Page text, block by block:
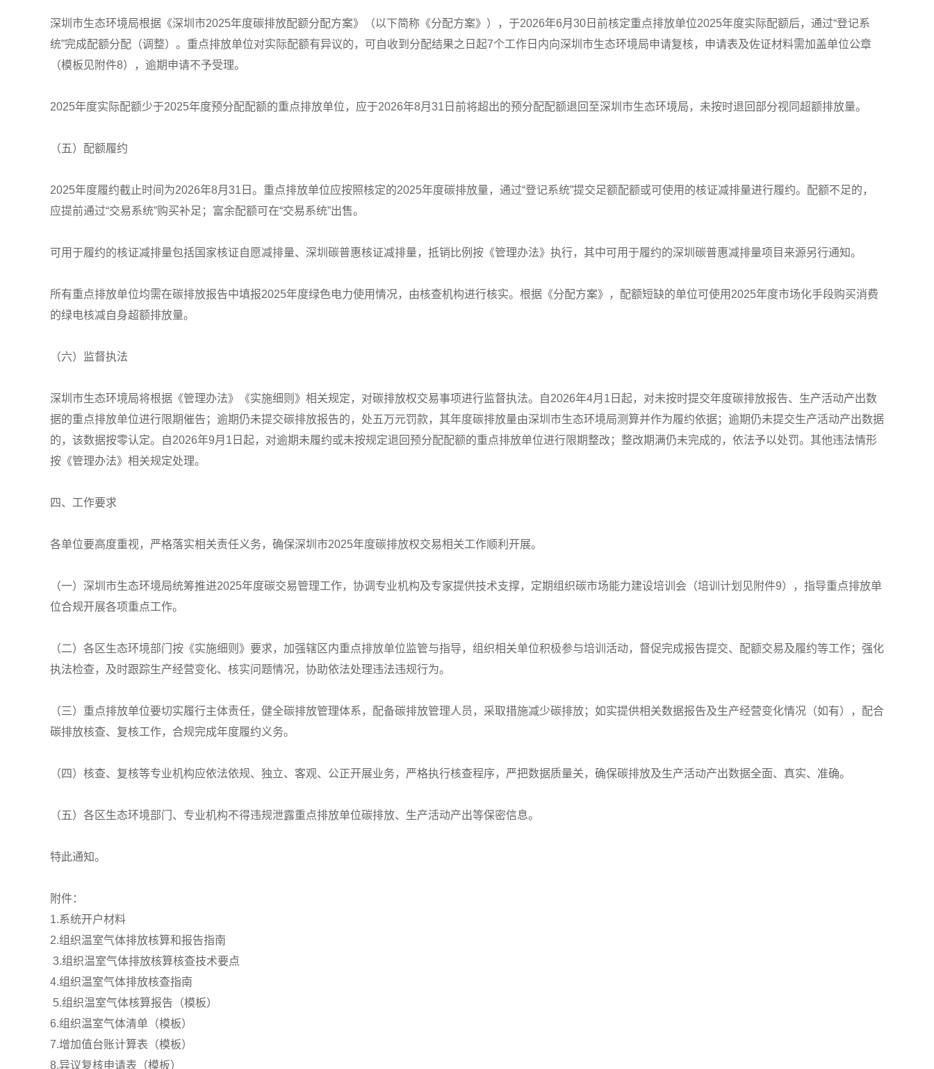
深圳市生态环境局根据《深圳市2025年度碳排放配额分配方案》（以下简称《分配方案》），于2026年6月30日前核定重点排放单位2025年度实际配额后，通过“登记系
统”完成配额分配（调整）。重点排放单位对实际配额有异议的，可自收到分配结果之日起7个工作日内向深圳市生态环境局申请复核，申请表及佐证材料需加盖单位公章
（模板见附件8），逾期申请不予受理。
2025年度实际配额少于2025年度预分配配额的重点排放单位，应于2026年8月31日前将超出的预分配配额退回至深圳市生态环境局，未按时退回部分视同超额排放量。
（五）配额履约
2025年度履约截止时间为2026年8月31日。重点排放单位应按照核定的2025年度碳排放量，通过“登记系统”提交足额配额或可使用的核证减排量进行履约。配额不足的，
应提前通过“交易系统”购买补足；富余配额可在“交易系统”出售。
可用于履约的核证减排量包括国家核证自愿减排量、深圳碳普惠核证减排量，抵销比例按《管理办法》执行，其中可用于履约的深圳碳普惠减排量项目来源另行通知。
所有重点排放单位均需在碳排放报告中填报2025年度绿色电力使用情况，由核查机构进行核实。根据《分配方案》，配额短缺的单位可使用2025年度市场化手段购买消费
的绿电核减自身超额排放量。
（六）监督执法
深圳市生态环境局将根据《管理办法》《实施细则》相关规定，对碳排放权交易事项进行监督执法。自2026年4月1日起，对未按时提交年度碳排放报告、生产活动产出数
据的重点排放单位进行限期催告；逾期仍未提交碳排放报告的，处五万元罚款，其年度碳排放量由深圳市生态环境局测算并作为履约依据；逾期仍未提交生产活动产出数据
的，该数据按零认定。自2026年9月1日起，对逾期未履约或未按规定退回预分配配额的重点排放单位进行限期整改；整改期满仍未完成的，依法予以处罚。其他违法情形
按《管理办法》相关规定处理。
四、工作要求
各单位要高度重视，严格落实相关责任义务，确保深圳市2025年度碳排放权交易相关工作顺利开展。
（一）深圳市生态环境局统筹推进2025年度碳交易管理工作，协调专业机构及专家提供技术支撑，定期组织碳市场能力建设培训会（培训计划见附件9），指导重点排放单
位合规开展各项重点工作。
（二）各区生态环境部门按《实施细则》要求，加强辖区内重点排放单位监管与指导，组织相关单位积极参与培训活动，督促完成报告提交、配额交易及履约等工作；强化
执法检查，及时跟踪生产经营变化、核实问题情况，协助依法处理违法违规行为。
（三）重点排放单位要切实履行主体责任，健全碳排放管理体系，配备碳排放管理人员，采取措施减少碳排放；如实提供相关数据报告及生产经营变化情况（如有），配合
碳排放核查、复核工作，合规完成年度履约义务。
（四）核查、复核等专业机构应依法依规、独立、客观、公正开展业务，严格执行核查程序，严把数据质量关，确保碳排放及生产活动产出数据全面、真实、准确。
（五）各区生态环境部门、专业机构不得违规泄露重点排放单位碳排放、生产活动产出等保密信息。
特此通知。
附件：
1.系统开户材料
2.组织温室气体排放核算和报告指南
3.组织温室气体排放核算核查技术要点
4.组织温室气体排放核查指南
5.组织温室气体核算报告（模板）
6.组织温室气体清单（模板）
7.增加值台账计算表（模板）
8.异议复核申请表（模板）